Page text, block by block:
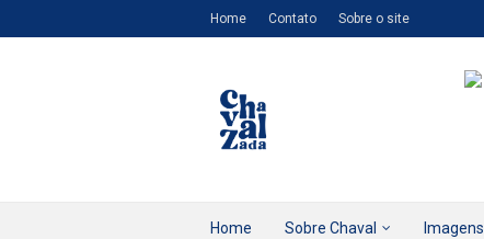
Home Contato Sobre o site
Home Sobre Chaval